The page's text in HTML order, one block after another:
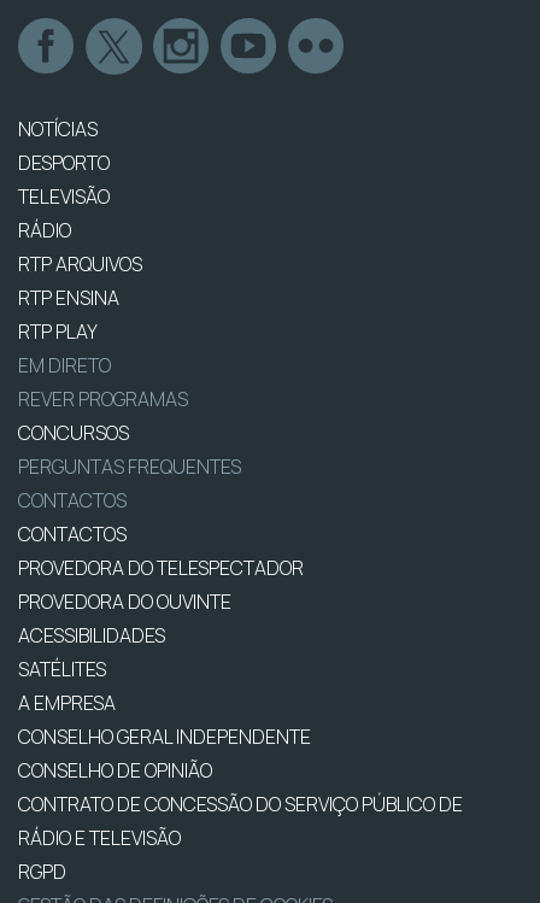
NOTÍCIAS
DESPORTO
TELEVISÃO
RÁDIO
RTP ARQUIVOS
RTP ENSINA
RTP PLAY
EM DIRETO
REVER PROGRAMAS
CONCURSOS
PERGUNTAS FREQUENTES
CONTACTOS
CONTACTOS
PROVEDORA DO TELESPECTADOR
PROVEDORA DO OUVINTE
ACESSIBILIDADES
SATÉLITES
A EMPRESA
CONSELHO GERAL INDEPENDENTE
CONSELHO DE OPINIÃO
CONTRATO DE CONCESSÃO DO SERVIÇO PÚBLICO DE
RÁDIO E TELEVISÃO
RGPD